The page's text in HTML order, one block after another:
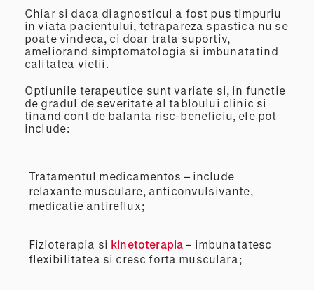
Chiar si daca diagnosticul a fost pus timpuriu
in viata pacientului, tetrapareza spastica nu se
poate vindeca, ci doar trata suportiv,
ameliorand simptomatologia si imbunatatind
calitatea vietii.
Optiunile terapeutice sunt variate si, in functie
de gradul de severitate al tabloului clinic si
tinand cont de balanta risc-beneficiu, ele pot
include:
Tratamentul medicamentos – include
relaxante musculare, anticonvulsivante,
medicatie antireflux;
Fizioterapia si kinetoterapia– imbunatatesc
flexibilitatea si cresc forta musculara;